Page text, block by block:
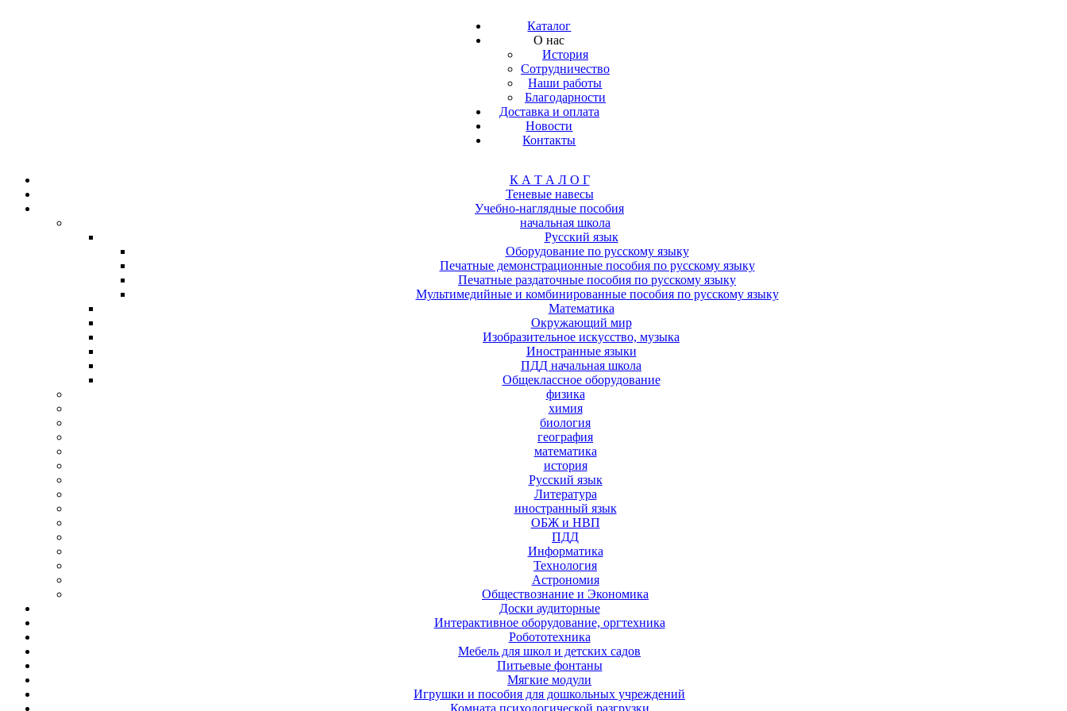
Каталог
О нас
История
Сотрудничество
Наши работы
Благодарности
Доставка и оплата
Новости
Контакты
К А Т А Л О Г
Теневые навесы
Учебно-наглядные пособия
начальная школа
Русский язык
Оборудование по русскому языку
Печатные демонстрационные пособия по русскому языку
Печатные раздаточные пособия по русскому языку
Мультимедийные и комбинированные пособия по русскому языку
Математика
Окружающий мир
Изобразительное искусство, музыка
Иностранные языки
ПДД начальная школа
Общеклассное оборудование
физика
химия
биология
география
математика
история
Русский язык
Литература
иностранный язык
ОБЖ и НВП
ПДД
Информатика
Технология
Астрономия
Обществознание и Экономика
Доски аудиторные
Интерактивное оборудование, оргтехника
Робототехника
Мебель для школ и детских садов
Питьевые фонтаны
Мягкие модули
Игрушки и пособия для дошкольных учреждений
Комната психологической разгрузки